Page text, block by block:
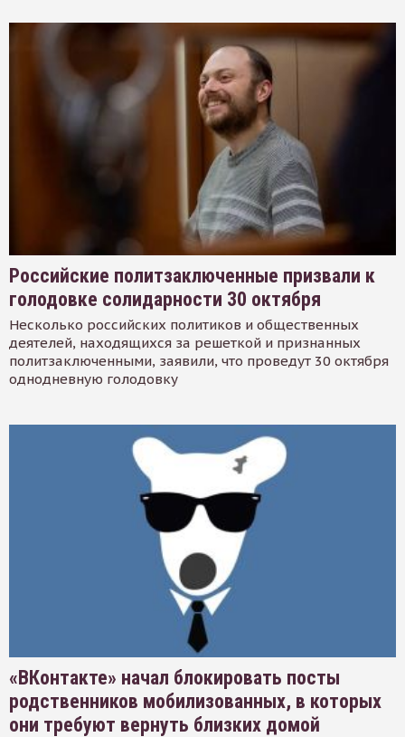
Российские политзаключенные призвали к
голодовке солидарности 30 октября
Несколько российских политиков и общественных
деятелей, находящихся за решеткой и признанных
политзаключенными, заявили, что проведут 30 октября
однодневную голодовку
«ВКонтакте» начал блокировать посты
родственников мобилизованных, в которых
они требуют вернуть близких домой